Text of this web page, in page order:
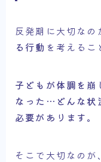
反発期に大切なの
る行動 を考えるこ
子どもが体調を崩
なった…どんな状
必要があります。
そこで大切なのが